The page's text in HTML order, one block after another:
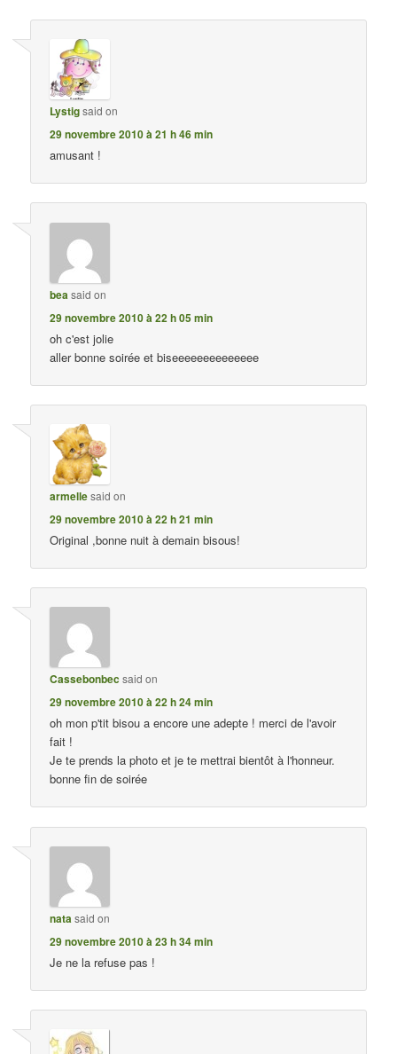
Lystigsaid on
29 novembre 2010 à 21 h 46 min
amusant !
bea said on
29 novembre 2010 à 22 h 05 min
oh c'est jolie
aller bonne soirée et biseeeeeeeeeeeeee
armellesaid on
29 novembre 2010 à 22 h 21 min
Original ,bonne nuit à demain bisous!
Cassebonbecsaid on
29 novembre 2010 à 22 h 24 min
oh mon p'tit bisou a encore une adepte ! merci de l'avoir
fait !
Je te prends la photo et je te mettrai bientôt à l'honneur.
bonne fin de soirée
natasaid on
29 novembre 2010 à 23 h 34 min
Je ne la refuse pas !